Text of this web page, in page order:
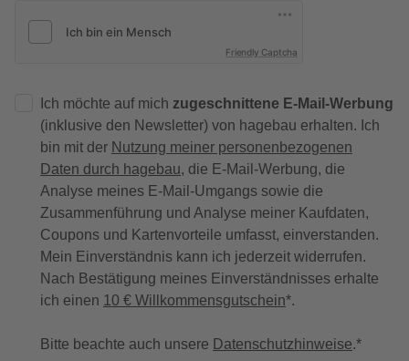
Friendly Captcha
Ich möchte auf mich zugeschnittene E-Mail-Werbung
(inklusive den Newsletter) von hagebau erhalten. Ich
bin mit der Nutzung meiner personenbezogenen
Daten durch hagebau, die E-Mail-Werbung, die
Analyse meines E-Mail-Umgangs sowie die
Zusammenführung und Analyse meiner Kaufdaten,
Coupons und Kartenvorteile umfasst, einverstanden.
Mein Einverständnis kann ich jederzeit widerrufen.
Nach Bestätigung meines Einverständnisses erhalte
ich einen 10 € Willkommensgutschein*.
Bitte beachte auch unsere Datenschutzhinweise.